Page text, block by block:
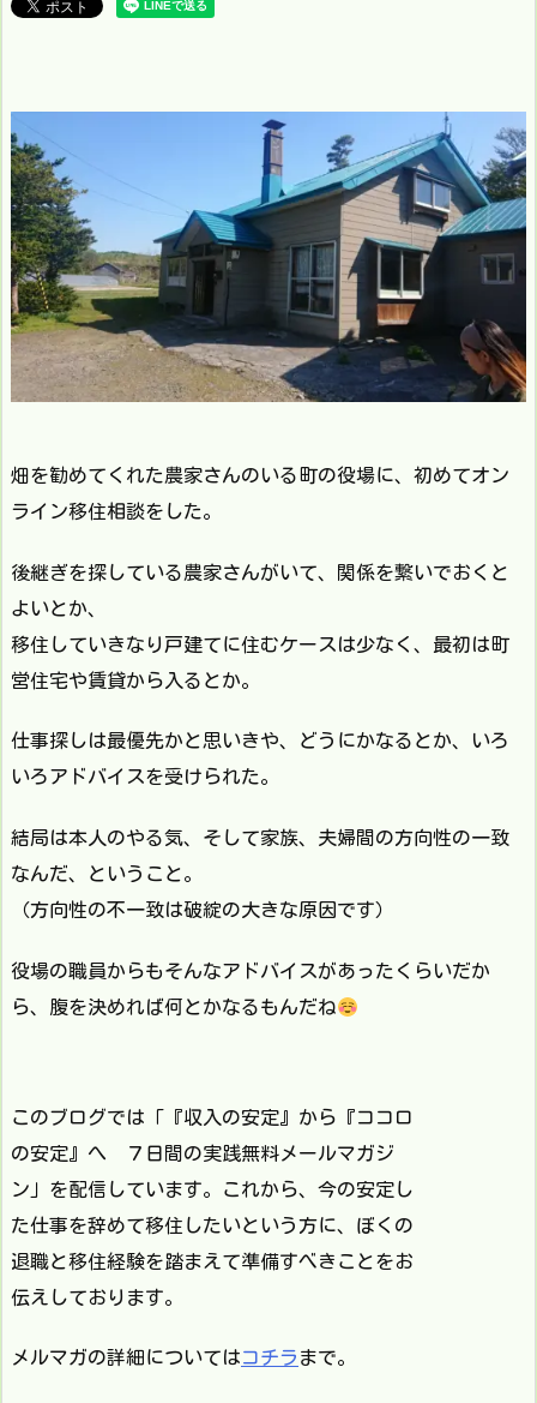
畑を勧めてくれた農家さんのいる町の役場に、初めてオン
ライン移住相談をした。
後継ぎを探している農家さんがいて、関係を繋いでおくと
よいとか、
移住していきなり戸建てに住むケースは少なく、最初は町
営住宅や賃貸から入るとか。
仕事探しは最優先かと思いきや、どうにかなるとか、いろ
いろアドバイスを受けられた。
結局は本人のやる気、そして家族、夫婦間の方向性の一致
なんだ、ということ。
（方向性の不一致は破綻の大きな原因です）
役場の職員からもそんなアドバイスがあったくらいだか
ら、腹を決めれば何とかなるもんだね
このブログでは「『収入の安定』から『ココロ
の安定』へ ７日間の実践無料メールマガジ
ン」を配信しています。これから、今の安定し
た仕事を辞めて移住したいという方に、ぼくの
退職と移住経験を踏まえて準備すべきことをお
伝えしております。
メルマガの詳細についてはコチラ まで。